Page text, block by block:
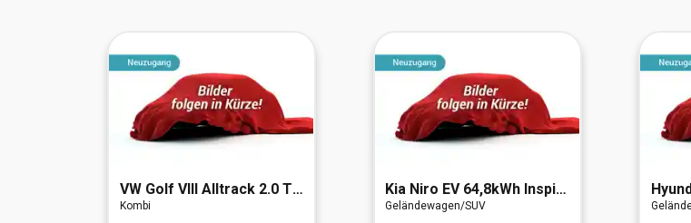
VW Golf VIII Alltrack 2.0 TDI 4Motion
Kombi
Kia Niro EV 64,8kWh Inspiration
Geländewagen/SUV